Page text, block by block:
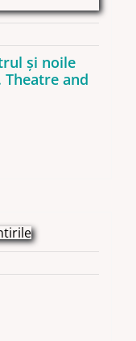
și noile
and